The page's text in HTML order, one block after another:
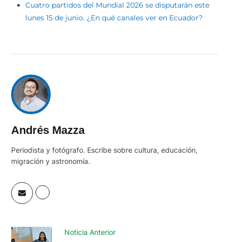
Cuatro partidos del Mundial 2026 se disputarán este
lunes 15 de junio. ¿En qué canales ver en Ecuador?
Andrés Mazza
Periodista y fotógrafo. Escribe sobre cultura, educación,
migración y astronomía.
Noticia Anterior